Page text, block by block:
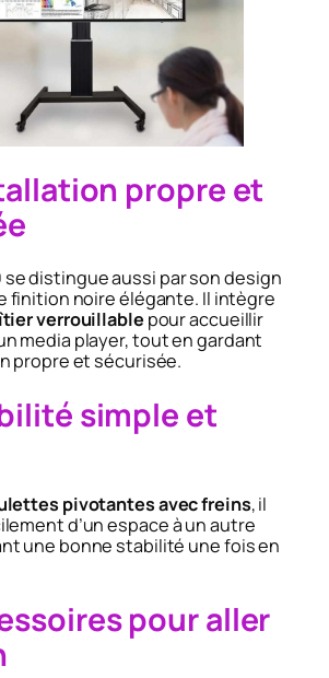
propre et
se distingue aussi par son design
finition noire élégante. Il intègre
verrouillable pour accueillir
media player, tout en gardant
propre et sécurisée.
simple et
pivotantes avec freins, il
d’un espace à un autre
une bonne stabilité une fois en
pour aller